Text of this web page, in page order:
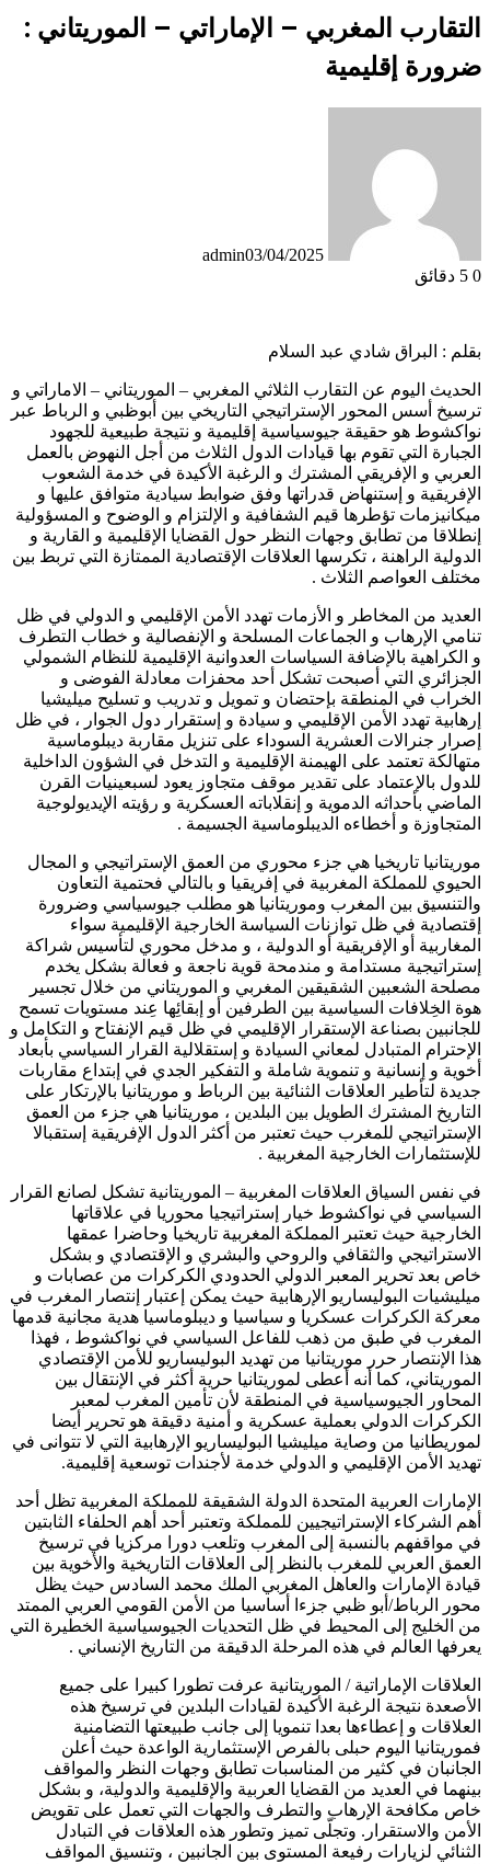
التقارب المغربي – الإماراتي – الموريتاني :
ضرورة إقليمية
admin03/04/2025
0
بقلم : البراق شادي عبد السلام
الحديث اليوم عن التقارب الثلاثي المغربي – الموريتاني – الاماراتي و
ترسيخ أسس المحور الإستراتيجي التاريخي بين أبوظبي و الرباط عبر
نواكشوط هو حقيقة جيوسياسية إقليمية و نتيجة طبيعية للجهود
الجبارة التي تقوم بها قيادات الدول الثلاث من أجل النهوض بالعمل
العربي و الإفريقي المشترك و الرغبة الأكيدة في خدمة الشعوب
الإفريقية و إستنهاض قدراتها وفق ضوابط سيادية متوافق عليها و
ميكانيزمات تؤطرها قيم الشفافية و الإلتزام و الوضوح و المسؤولية
إنطلاقا من تطابق وجهات النظر حول القضايا الإقليمية و القارية و
الدولية الراهنة ، تكرسها العلاقات الإقتصادية الممتازة التي تربط بين
مختلف العواصم الثلاث .
العديد من المخاطر و الأزمات تهدد الأمن الإقليمي و الدولي في ظل
تنامي الإرهاب و الجماعات المسلحة و الإنفصالية و خطاب التطرف
و الكراهية بالإضافة السياسات العدوانية الإقليمية للنظام الشمولي
الجزائري التي أصبحت تشكل أحد محفزات معادلة الفوضى و
الخراب في المنطقة بإحتضان و تمويل و تدريب و تسليح ميليشيا
إرهابية تهدد الأمن الإقليمي و سيادة و إستقرار دول الجوار ، في ظل
إصرار جنرالات العشرية السوداء على تنزيل مقاربة ديبلوماسية
متهالكة تعتمد على الهيمنة الإقليمية و التدخل في الشؤون الداخلية
للدول بالإعتماد على تقدير موقف متجاوز يعود لسبعينيات القرن
الماضي بأحداثه الدموية و إنقلاباته العسكرية و رؤيته الإيديولوجية
المتجاوزة و أخطاءه الديبلوماسية الجسيمة .
موريتانيا تاريخيا هي جزء محوري من العمق الإستراتيجي و المجال
الحيوي للمملكة المغربية في إفريقيا و بالتالي فحتمية التعاون
والتنسيق بين المغرب وموريتانيا هو مطلب جيوسياسي وضرورة
إقتصادية في ظل توازنات السياسة الخارجية الإقليمية سواء
المغاربية أو الإفريقية أو الدولية ، و مدخل محوري لتأسيس شراكة
إستراتيجية مستدامة و مندمحة قوية ناجعة و فعالة بشكل يخدم
مصلحة الشعبين الشقيقين المغربي و الموريتاني من خلال تجسير
هوة الخِلافات السياسية بين الطرفين أو إبقائِها عِند مستويات تسمح
للجانبين بصناعة الإستقرار الإقليمي في ظل قيم الإنفتاح و التكامل و
الإحترام المتبادل لمعاني السيادة و إستقلالية القرار السياسي بأبعاد
أخوية و إنسانية و تنموية شاملة و التفكير الجدي في إبتداع مقاربات
جديدة لتأطير العلاقات الثنائية بين الرباط و موريتانيا بالإرتكار على
التاريخ المشترك الطويل بين البلدين ، موريتانيا هي جزء من العمق
الإستراتيجي للمغرب حيث تعتبر من أكثر الدول الإفريقية إستقبالا
للإستثمارات الخارجية المغربية .
في نفس السياق العلاقات المغربية – الموريتانية تشكل لصانع القرار
السياسي في نواكشوط خيار إستراتيجيا محوريا في علاقاتها
الخارجية حيث تعتبر المملكة المغربية تاريخيا وحاضرا عمقها
الاستراتيجي والثقافي والروحي والبشري و الإقتصادي و بشكل
خاص بعد تحرير المعبر الدولي الحدودي الكركرات من عصابات و
ميليشيات البوليساريو الإرهابية حيث يمكن إعتبار إنتصار المغرب في
معركة الكركرات عسكريا و سياسيا و ديبلوماسيا هدية مجانية قدمها
المغرب في طبق من ذهب للفاعل السياسي في نواكشوط ، فهذا
هذا الإنتصار حرر موريتانيا من تهديد البوليساريو للأمن الإقتصادي
الموريتاني، كما أنه أعطى لموريتانيا حرية أكثر في الإنتقال بين
المحاور الجيوسياسية في المنطقة لأن تأمين المغرب لمعبر
الكركرات الدولي بعملية عسكرية و أمنية دقيقة هو تحرير أيضا
لموريطانيا من وصاية ميليشيا البوليساريو الإرهابية التي لا تتوانى في
تهديد الأمن الإقليمي و الدولي خدمة لأجندات توسعية إقليمية.
الإمارات العربية المتحدة الدولة الشقيقة للمملكة المغربية تظل أحد
أهم الشركاء الإستراتيجيين للمملكة وتعتبر أحد أهم الحلفاء الثابتين
في مواقفهم بالنسبة إلى المغرب وتلعب دورا مركزيا في ترسيخ
العمق العربي للمغرب بالنظر إلى العلاقات التاريخية والأخوية بين
قيادة الإمارات والعاهل المغربي الملك محمد السادس حيث يظل
محور الرباط/أبو ظبي جزءا أساسيا من الأمن القومي العربي الممتد
من الخليج إلى المحيط في ظل التحديات الجيوسياسية الخطيرة التي
يعرفها العالم في هذه المرحلة الدقيقة من التاريخ الإنساني .
العلاقات الإماراتية / الموريتانية عرفت تطورا كبيرا على جميع
الأصعدة نتيجة الرغبة الأكيدة لقيادات البلدين في ترسيخ هذه
العلاقات و إعطاءها بعدا تنمويا إلى جانب طبيعتها التضامنية
فموريتانيا اليوم حبلى بالفرص الإستثمارية الواعدة حيث أعلن
الجانبان في كثير من المناسبات تطابق وجهات النظر والمواقف
بينهما في العديد من القضايا العربية والإقليمية والدولية، و بشكل
خاص مكافحة الإرهاب والتطرف والجهات التي تعمل على تقويض
الأمن والاستقرار. وتجلّى تميز وتطور هذه العلاقات في التبادل
الثنائي لزيارات رفيعة المستوى بين الجانبين ، وتنسيق المواقف